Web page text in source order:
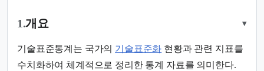
1.개요 ▾
기술표준통계는 국가의 기술표준화 현황과 관련 지표를
수치화하여 체계적으로 정리한 통계 자료를 의미한다.